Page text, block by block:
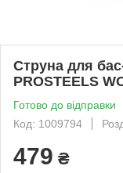
Струна для
PROSTEELS
Готово до відправки
Код: 1009794
479 ₴